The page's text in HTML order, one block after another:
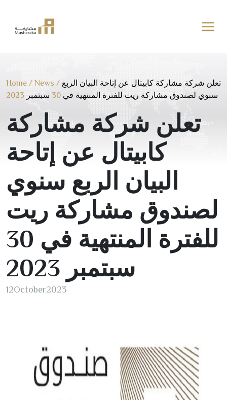
content
Home / News / تعلن شركة مشاركة كابيتال عن إتاحة البيان الربع
سنوي لصندوق مشاركة ريت للفترة المنتهية في 30 سبتمبر 2023
تعلن شركة مشاركة
كابيتال عن إتاحة
البيان الربع سنوي
لصندوق مشاركة ريت
للفترة المنتهية في 30
سبتمبر 2023
12October2023